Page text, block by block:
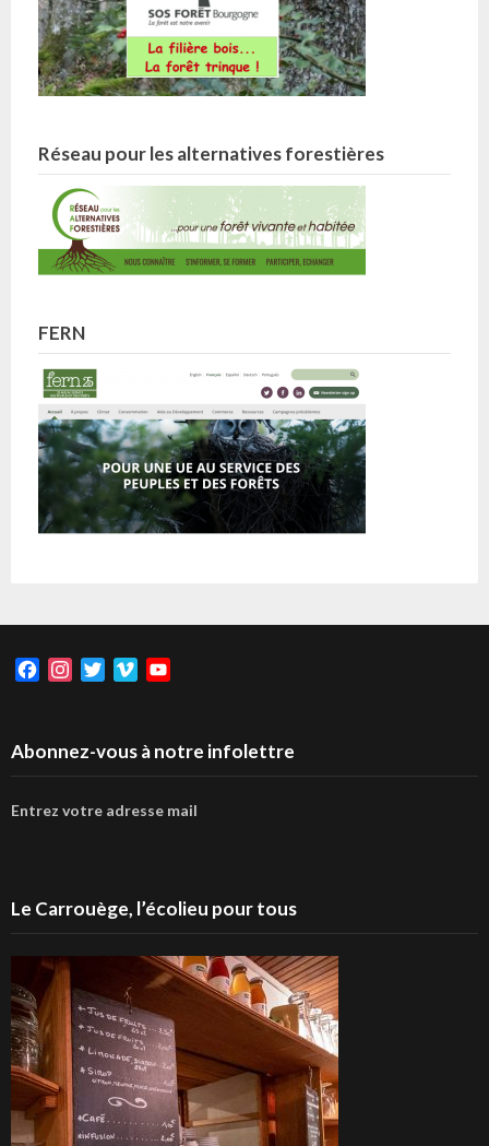
Réseau pour les alternatives forestières
FERN
FacebookInstagramTwitterVimeo
Abonnez-vous à notre infolettre
Entrez votre adresse mail
Le Carrouège, l’écolieu pour tous